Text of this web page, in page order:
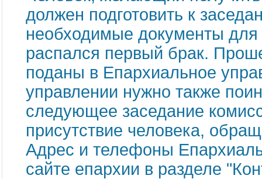
должен подготовить к
необходимые документы
распался первый брак.
поданы в Епархиальное
управлении нужно также
следующее заседание
присутствие человека,
Адрес и телефоны
сайте епархии в разделе